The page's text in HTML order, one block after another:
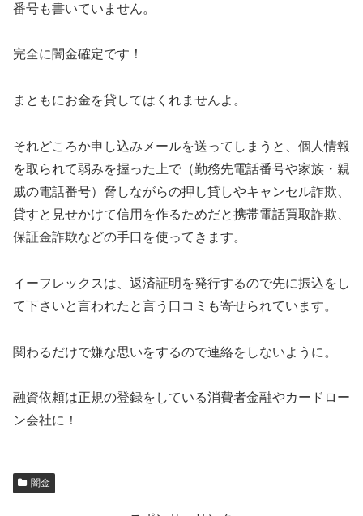
番号も書いていません。
完全に闇金確定です！
まともにお金を貸してはくれませんよ。
それどころか申し込みメールを送ってしまうと、個人情報
を取られて弱みを握った上で（勤務先電話番号や家族・親
戚の電話番号）脅しながらの押し貸しやキャンセル詐欺、
貸すと見せかけて信用を作るためだと携帯電話買取詐欺、
保証金詐欺などの手口を使ってきます。
イーフレックスは、返済証明を発行するので先に振込をし
て下さいと言われたと言う口コミも寄せられています。
関わるだけで嫌な思いをするので連絡をしないように。
融資依頼は正規の登録をしている消費者金融やカードロー
ン会社に！
闇金